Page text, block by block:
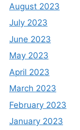
August 2023
July 2023
June 2023
May 2023
April 2023
March 2023
February 2023
January 2023